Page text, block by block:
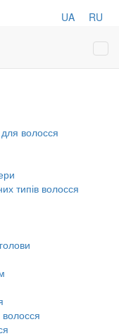
UA RU
волосся
типів волосся